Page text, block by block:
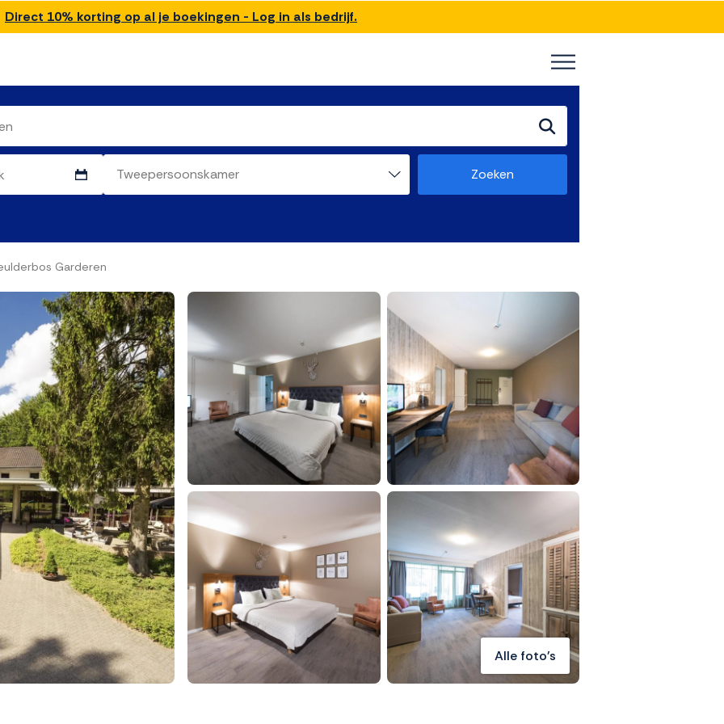
Direct 10% korting op al je boekingen - Log in als bedrijf.
Zoeken
Garderen
Alle foto's